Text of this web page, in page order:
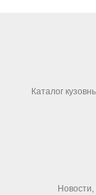
Каталог